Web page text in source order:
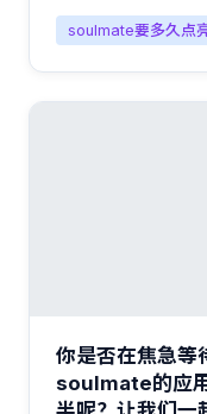
soulmate要多久点
你是否在焦急等
soulmate的应